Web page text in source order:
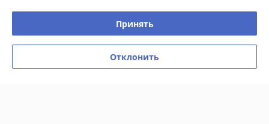
Полная версия сайта
Принять
Отклонить